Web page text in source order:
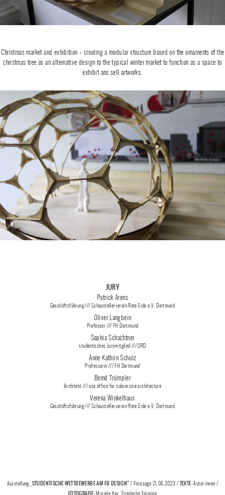
Christmas market and exhibition – creating a modular structure based on the ornaments of the
christmas tree as an alternative design to the typical winter market to function as a space to
exhibit ans sell artworks.
JURY
Patrick Arens
Geschäftsführung /// Schaustellerverein Rote Erde e.V. Dortmund
Oliver Langbein
Professor /// FH Dortmund
Sophia Schachtner
studentisches Jurymitglied /// ORD
Anne Kathrin Schulz
Professorin /// FH Dortmund
Bernd Trümpler
Architekt /// osa office for subversive architecture
Verena Winkelhaus
Geschäftsführung /// Schaustellerverein Rote Erde e.V. Dortmund
Ausstellung „STUDENTISCHE WETTBEWERBE AM FB DESIGN“ / Finissage 21.06.2023 /TEXTE:Autor:innen /
FOTOGRAFIE:Mariele Key, Friederike Emming